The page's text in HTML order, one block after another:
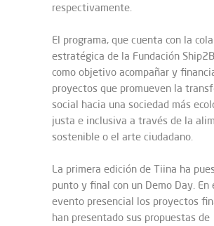
respectivamente.
El programa, que cuenta con la
estratégica de la Fundación
como objetivo acompañar y
proyectos que promueven la
social hacia una sociedad más
justa e inclusiva a través de la
sostenible o el arte ciudadano.
La primera edición de Tiina ha
punto y final con un Demo Day. En
evento presencial los proyectos
han presentado sus propuestas de